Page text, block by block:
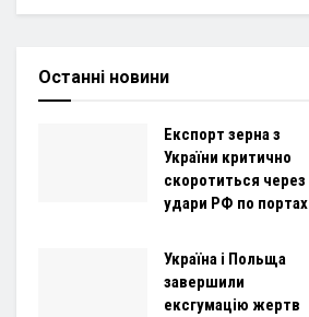
Останні новини
Експорт зерна з
України критично
скоротиться через
удари РФ по портах
Україна і Польща
завершили
ексгумацію жертв